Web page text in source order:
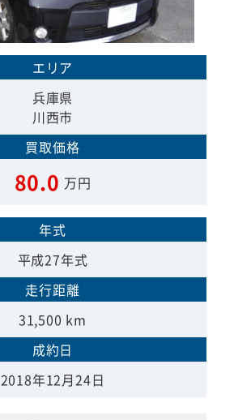
エリア
兵庫県
川西市
買取価格
80.0 万円
年式
平成27年式
走行距離
31,500 km
成約日
2018年12月24日